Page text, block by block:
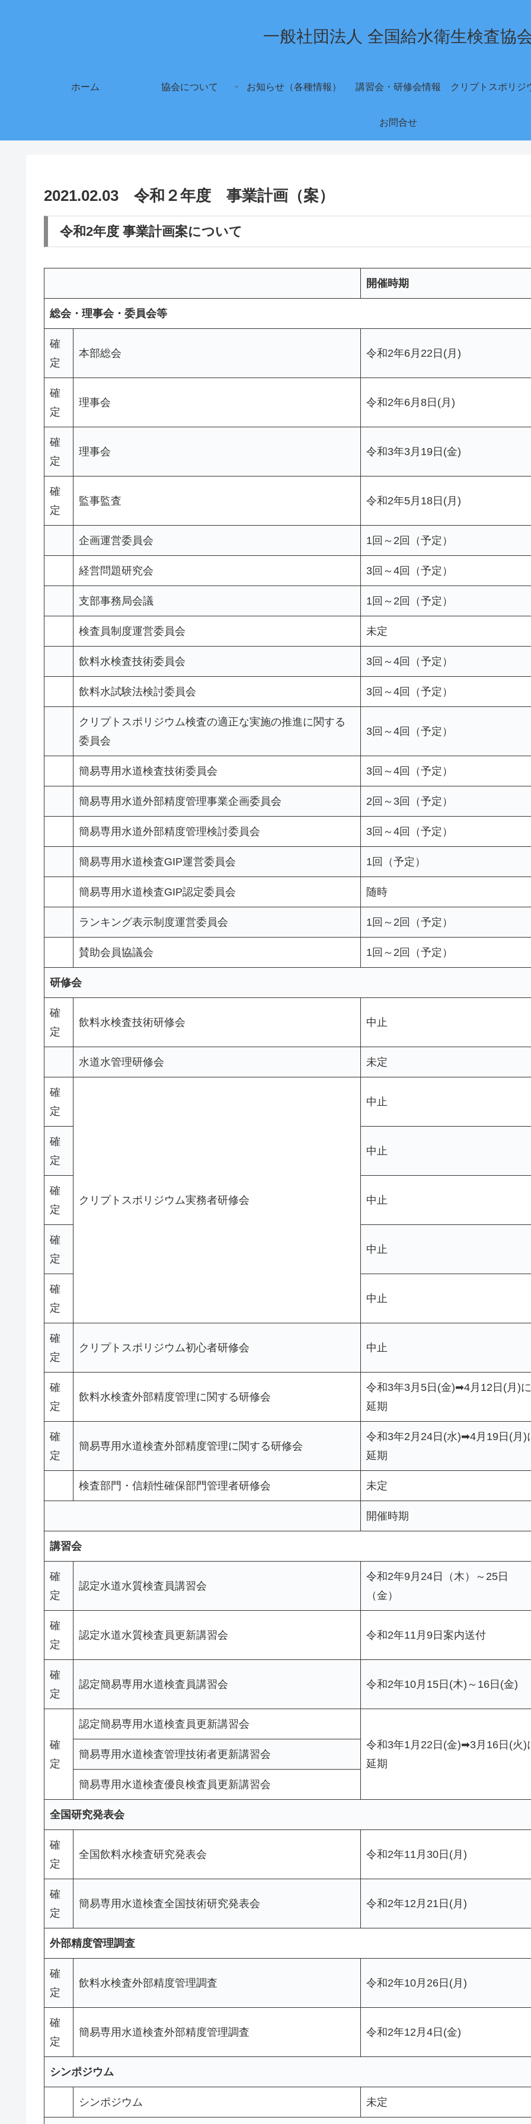
一般社団法人 全国給水衛生検査協
ホーム 協会について お知らせ（各種情報） 講習会・研修会情報
お問合せ
2021.02.03 令和２年度 事業計画（案）
令和2年度 事業計画案について
開催時期
総会・理事会・委員会等
確
定
本部総会 令和2年6月22日(月)
確
定
理事会 令和2年6月8日(月)
確
定
理事会 令和3年3月19日(金)
確
定
監事監査 令和2年5月18日(月)
企画運営委員会 1回～2回（予定）
経営問題研究会 3回～4回（予定）
支部事務局会議 1回～2回（予定）
検査員制度運営委員会 未定
飲料水検査技術委員会 3回～4回（予定）
飲料水試験法検討委員会 3回～4回（予定）
クリプトスポリジウム検査の適正な実施の推進に関する
委員会
3回～4回（予定）
簡易専用水道検査技術委員会 3回～4回（予定）
簡易専用水道外部精度管理事業企画委員会 2回～3回（予定）
簡易専用水道外部精度管理検討委員会 3回～4回（予定）
簡易専用水道検査GIP運営委員会 1回（予定）
簡易専用水道検査GIP認定委員会 随時
ランキング表示制度運営委員会 1回～2回（予定）
賛助会員協議会 1回～2回（予定）
研修会
確
定
飲料水検査技術研修会 中止
水道水管理研修会 未定
確
定
クリプトスポリジウム実務者研修会
中止
確
定
中止
確
定
中止
確
定
中止
確
定
中止
確
定
クリプトスポリジウム初心者研修会 中止
確
定
飲料水検査外部精度管理に関する研修会
令和3年3月5日(金)➡4月12日(月)に
延期
確
定
簡易専用水道検査外部精度管理に関する研修会
令和3年2月24日(水)➡4月19日(月)
延期
検査部門・信頼性確保部門管理者研修会 未定
開催時期
講習会
確
定
認定水道水質検査員講習会
令和2年9月24日（木）～25日
（金）
確
定
認定水道水質検査員更新講習会 令和2年11月9日案内送付
確
定
認定簡易専用水道検査員講習会 令和2年10月15日(木)～16日(金)
確
定
認定簡易専用水道検査員更新講習会
令和3年1月22日(金)➡3月16日(火)
延期
簡易専用水道検査管理技術者更新講習会
簡易専用水道検査優良検査員更新講習会
全国研究発表会
確
定
全国飲料水検査研究発表会 令和2年11月30日(月)
確
定
簡易専用水道検査全国技術研究発表会 令和2年12月21日(月)
外部精度管理調査
確
定
飲料水検査外部精度管理調査 令和2年10月26日(月)
確
定
簡易専用水道検査外部精度管理調査 令和2年12月4日(金)
シンポジウム
シンポジウム 未定